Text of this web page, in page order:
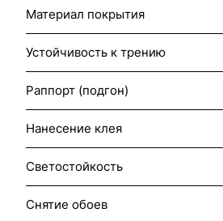
Материал покрытия
Устойчивость к трению
Раппорт (подгон)
Нанесение клея
Светостойкость
Снятие обоев